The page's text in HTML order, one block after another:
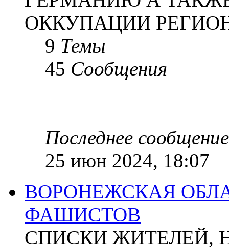
ОККУПАЦИИ
9 Темы
45 Сообщения
Последнее сообщение
25 июн 2024, 18:07
ВОРОНЕЖСКАЯ
ФАШИСТОВ
СПИСКИ ЖИТЕЛЕЙ,